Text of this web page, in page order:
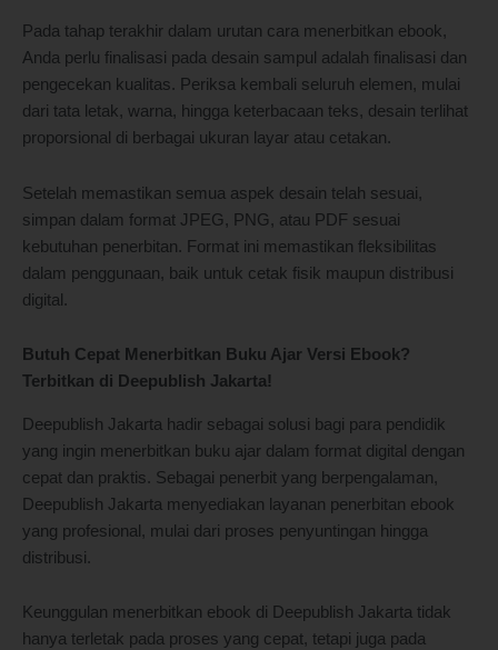
Pada tahap terakhir dalam urutan cara menerbitkan ebook,
Anda perlu finalisasi pada desain sampul adalah finalisasi dan
pengecekan kualitas. Periksa kembali seluruh elemen, mulai
dari tata letak, warna, hingga keterbacaan teks, desain terlihat
proporsional di berbagai ukuran layar atau cetakan.
Setelah memastikan semua aspek desain telah sesuai,
simpan dalam format JPEG, PNG, atau PDF sesuai
kebutuhan penerbitan. Format ini memastikan fleksibilitas
dalam penggunaan, baik untuk cetak fisik maupun distribusi
digital.
Butuh Cepat Menerbitkan Buku Ajar Versi Ebook?
Terbitkan di Deepublish Jakarta!
Deepublish Jakarta hadir sebagai solusi bagi para pendidik
yang ingin menerbitkan buku ajar dalam format digital dengan
cepat dan praktis. Sebagai penerbit yang berpengalaman,
Deepublish Jakarta menyediakan layanan penerbitan ebook
yang profesional, mulai dari proses penyuntingan hingga
distribusi.
Keunggulan menerbitkan ebook di Deepublish Jakarta tidak
hanya terletak pada proses yang cepat, tetapi juga pada